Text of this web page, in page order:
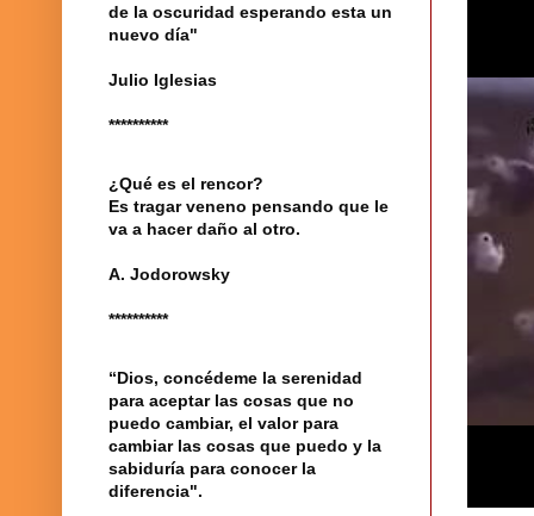
de la oscuridad esperando esta un
nuevo día"
Julio Iglesias
**********
¿Qué es el rencor?
Es tragar veneno pensando que le
va a hacer daño al otro.
A. Jodorowsky
**********
“Dios, concédeme la serenidad
para aceptar las cosas que no
puedo cambiar, el valor para
cambiar las cosas que puedo y la
sabiduría para conocer la
diferencia".